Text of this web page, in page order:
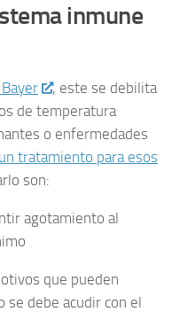
inmune
, este se debilita
de temperatura
o enfermedades
tratamiento para esos
son:
agotamiento al
que pueden
se debe acudir con el